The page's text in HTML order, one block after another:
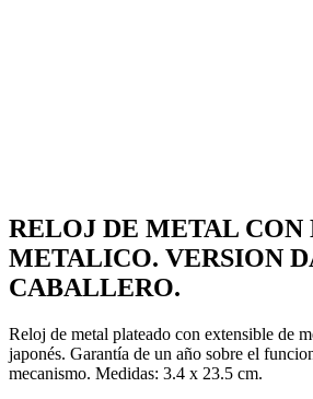
RELOJ DE METAL CON
METALICO. VERSION
CABALLERO.
Reloj de metal plateado con extensible de
japonés. Garantía de un año sobre el
mecanismo. Medidas: 3.4 x 23.5 cm.